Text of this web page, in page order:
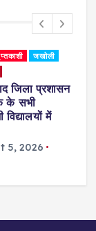
जखोली
जिला प्रशासन
के सभी
में
5, 2026